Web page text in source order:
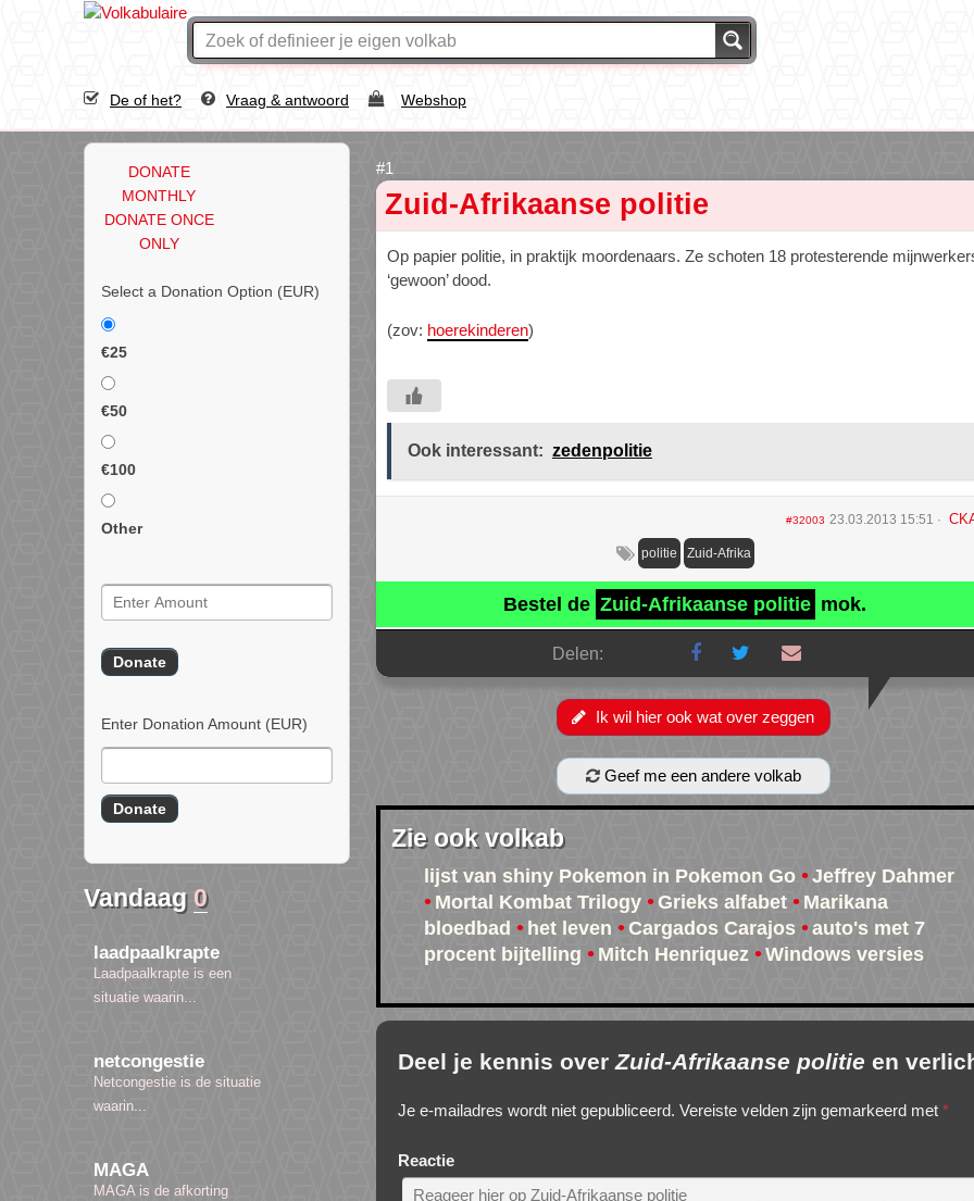
De of het? Vraag & antwoord Webshop
DONATE
MONTHLY
DONATE ONCE
ONLY
Select a Donation Option (EUR)
€25
€50
€100
Other
Enter Donation Amount (EUR)
Vandaag 0
laadpaalkrapte
Laadpaalkrapte is een
situatie waarin...
netcongestie
Netcongestie is de situatie
waarin...
MAGA
MAGA is de afkorting
Zuid-Afrikaanse politie
Op papier politie, in praktijk moordenaars. Ze schoten 18 protesterende
‘gewoon’ dood.
(zov: hoerekinderen)
Ook interessant: zedenpolitie
#32003 23.03.2013 15:51
politie Zuid-Afrika
Bestel de Zuid-Afrikaanse politie mok.
Delen:
Ik wil hier ook wat over zeggen
Geef me een andere volkab
Zie ook volkab
lijst van shiny Pokemon in Pokemon Go
Jeffrey Dahmer
Mortal Kombat Trilogy
Grieks alfabet
Marikana
bloedbad
het leven Cargados Carajos
auto's met 7
procent bijtelling
Mitch Henriquez Windows versies
Deel je kennis over Zuid-Afrikaanse politie en
Je e-mailadres wordt niet gepubliceerd. Vereiste velden zijn gemarkeerd met *
Reactie